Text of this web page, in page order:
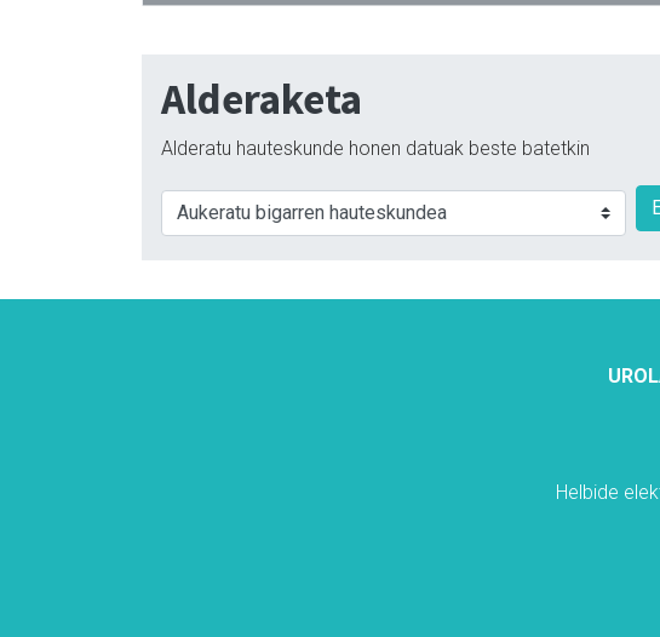
Alderaketa
Alderatu hauteskunde honen datuak beste batetkin
Helbide